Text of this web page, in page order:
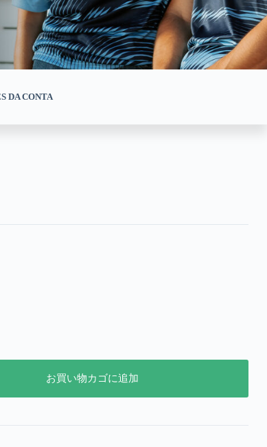
DA CONTA
お買い物カゴに追加